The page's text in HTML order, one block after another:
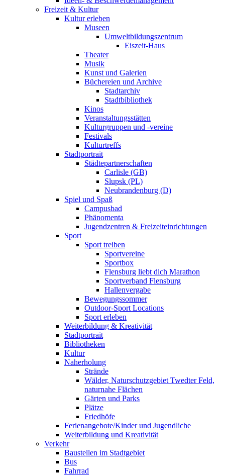
Freizeit & Kultur
Kultur erleben
Museen
Umweltbildungszentrum
Eiszeit-Haus
Theater
Musik
Kunst und Galerien
Büchereien und Archive
Stadtarchiv
Stadtbibliothek
Kinos
Veranstaltungsstätten
Kulturgruppen und -vereine
Festivals
Kulturtreffs
Stadtportrait
Städtepartnerschaften
Carlisle (GB)
Slupsk (PL)
Neubrandenburg (D)
Spiel und Spaß
Campusbad
Phänomenta
Jugendzentren & Freizeiteinrichtungen
Sport
Sport treiben
Sportvereine
Sportbox
Flensburg liebt dich Marathon
Sportverband Flensburg
Hallenvergabe
Bewegungssommer
Outdoor-Sport Locations
Sport erleben
Weiterbildung & Kreativität
Stadtportrait
Bibliotheken
Kultur
Naherholung
Strände
Wälder, Naturschutzgebiet Twedter Feld,
naturnahe Flächen
Gärten und Parks
Plätze
Friedhöfe
Ferienangebote/Kinder und Jugendliche
Weiterbildung und Kreativität
Verkehr
Baustellen im Stadtgebiet
Bus
Fahrrad